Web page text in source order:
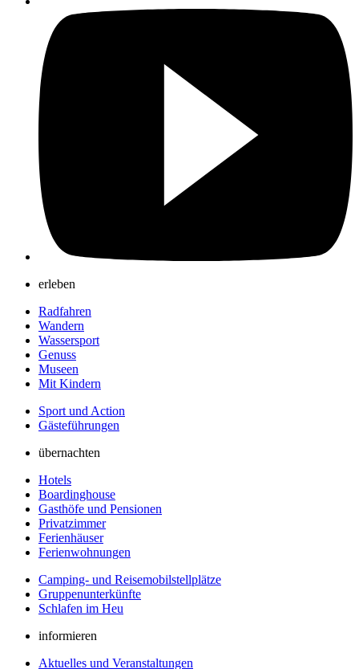
erleben
Radfahren
Wandern
Wassersport
Genuss
Museen
Mit Kindern
Sport und Action
Gästeführungen
übernachten
Hotels
Boardinghouse
Gasthöfe und Pensionen
Privatzimmer
Ferienhäuser
Ferienwohnungen
Camping- und Reisemobilstellplätze
Gruppenunterkünfte
Schlafen im Heu
informieren
Aktuelles und Veranstaltungen